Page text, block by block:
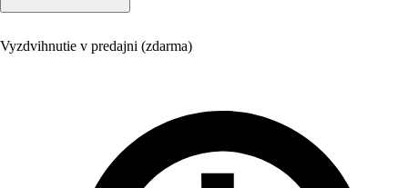
Vyzdvihnutie v predajni (zdarma)